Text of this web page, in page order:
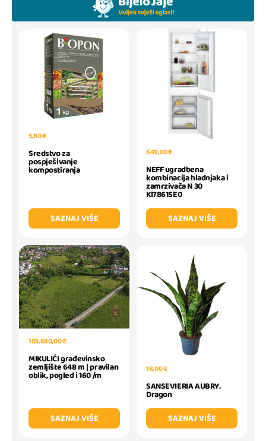
5,80 €
Sredstvo za
pospješivanje
kompostiranja
SAZNAJ VIŠE
649,00 €
NEFF ugradbena
kombinacija hladnjaka i
zamrzivača N 30
KI7861SE0
SAZNAJ VIŠE
103.680,00 €
MIKULIĆI građevinsko
zemljište 648 m | pravilan
oblik, pogled i 160 /m
SAZNAJ VIŠE
18,00 €
SANSEVIERIA AUBRY.
Dragon
SAZNAJ VIŠE